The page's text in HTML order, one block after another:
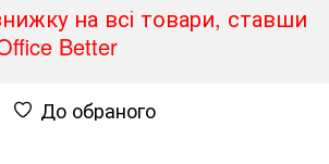
на всі товари, ставши
Better
До обраного